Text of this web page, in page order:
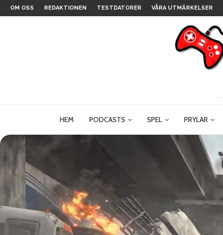
OM OSS REDAKTIONEN TESTDATORER VÅRA UTMÄRKELSER
HEM PODCASTS SPEL PRYLAR